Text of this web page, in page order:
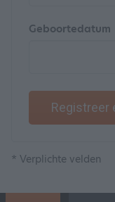
Geboortedatum
Registreer
* Verplichte velden